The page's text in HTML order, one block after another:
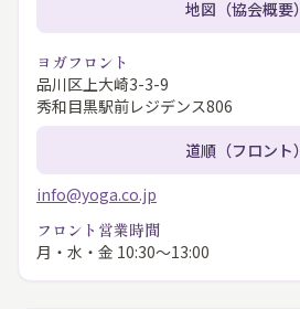
地図（協会概要）
ヨガフロント
品川区上大崎3-3-9
秀和目黒駅前レジデンス806
道順（フロント）
info@yoga.co.jp
フロント営業時間
月・水・金 10:30〜13:00